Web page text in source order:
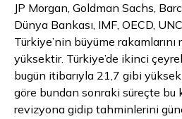
JP Morgan, Goldman Sachs,
Dünya Bankası, IMF, OECD,
Türkiye’nin büyüme rakamlarını
yüksektir. Türkiye’de ikinci
bugün itibarıyla 21,7 gibi
göre bundan sonraki süreçte bu
revizyona gidip tahminlerini